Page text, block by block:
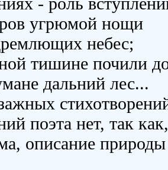
угрюмой нощи
небес;
тишине почили
дальний лес...
поэта нет, так
описание